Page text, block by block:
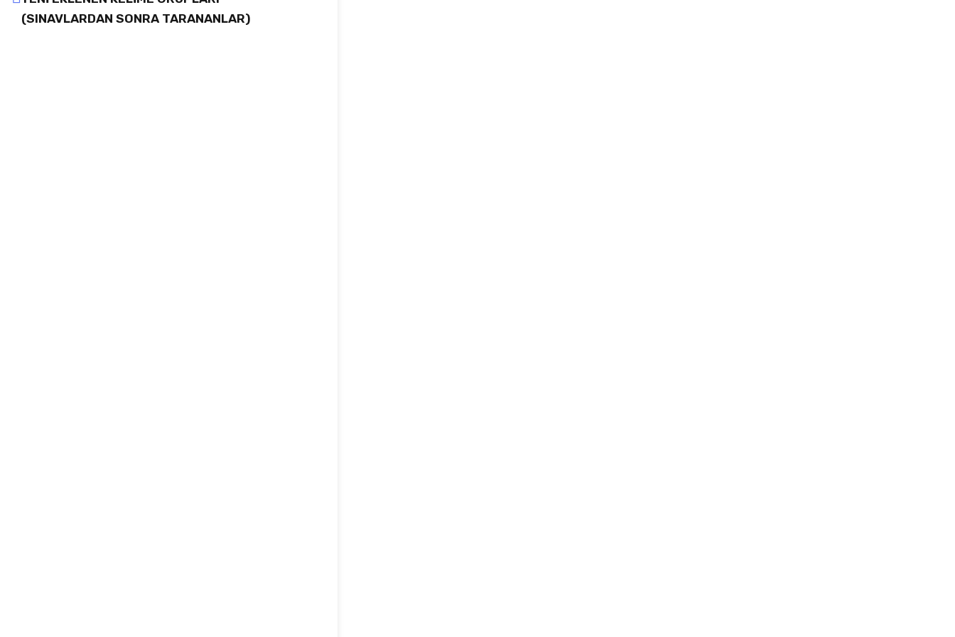
(SINAVLARDAN SONRA TARANANLAR)